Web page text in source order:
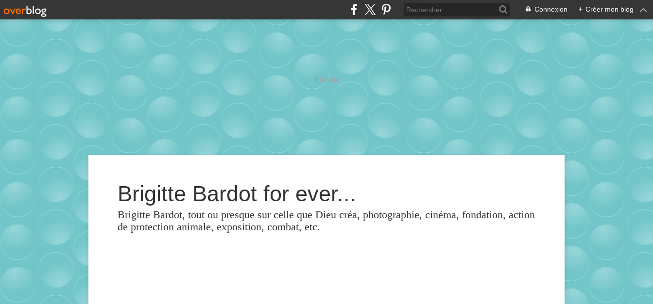
Connexion + Créer mon blog
Publicité
Brigitte Bardot for ever...
Brigitte Bardot, tout ou presque sur celle que Dieu créa, photographie, cinéma, fondation, action
de protection animale, exposition, combat, etc.